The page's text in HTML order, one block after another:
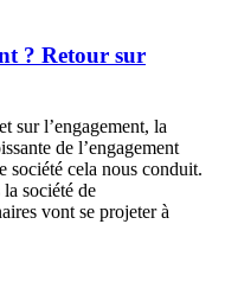
? Retour sur
sur l’engagement, la
de l’engagement
société cela nous conduit.
société de
vont se projeter à